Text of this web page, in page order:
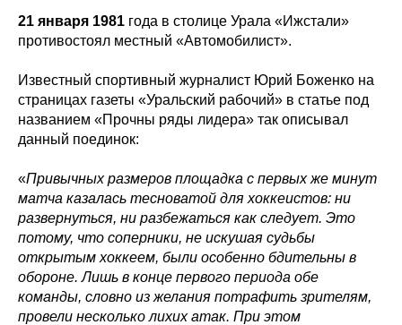
21 января 1981 года в столице Урала «Ижстали»
противостоял местный «Автомобилист».
Известный спортивный журналист Юрий Боженко на
страницах газеты «Уральский рабочий» в статье под
названием «Прочны ряды лидера» так описывал
данный поединок:
«Привычных размеров площадка с первых же минут
матча казалась тесноватой для хоккеистов: ни
развернуться, ни разбежаться как следует. Это
потому, что соперники, не искушая судьбы
открытым хоккеем, были особенно бдительны в
обороне. Лишь в конце первого периода обе
команды, словно из желания потрафить зрителям,
провели несколько лихих атак. При этом